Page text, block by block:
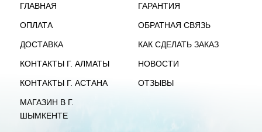
ГЛАВНАЯ
ОПЛАТА
ДОСТАВКА
КОНТАКТЫ Г. АЛМАТЫ
КОНТАКТЫ Г. АСТАНА
МАГАЗИН В Г.
ШЫМКЕНТЕ
ГАРАНТИЯ
ОБРАТНАЯ СВЯЗЬ
КАК СДЕЛАТЬ ЗАКАЗ
НОВОСТИ
ОТЗЫВЫ